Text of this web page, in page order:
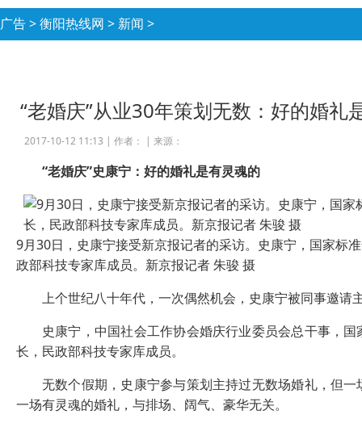
广告>衡阳热线网 > 新闻 >
“老婚庆”从业30年策划无数：好的婚礼
2017-10-12 11:13 | 作者： | 来源：
“老婚庆”史康宁：好的婚礼是有灵魂的
9月30日，史康宁接受新京报记者的采访。史康宁，国家标
政部科技专家库成员。新京报记者 朱骏 摄
上个世纪八十年代，一次偶然机会，史康宁被同事邀请
史康宁，中国社会工作协会婚庆行业委员会总干事，国
长，民政部科技专家库成员。
无数个假期，史康宁参与策划主持过无数场婚礼，但一
一场有灵魂的婚礼，与排场、阔气、豪华无关。